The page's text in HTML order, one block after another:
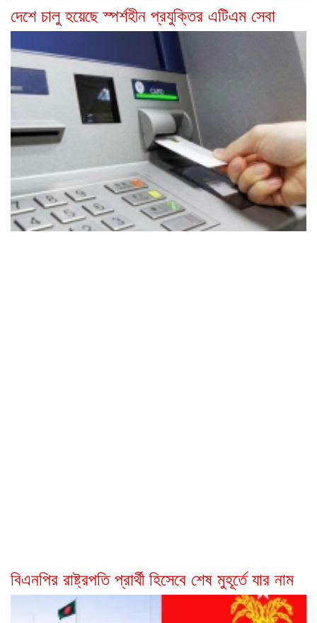
দেশে চালু হয়েছে স্পর্শহীন প্রযুক্তির এটিএম সেবা
বিএনপির রাষ্ট্রপতি প্রার্থী হিসেবে শেষ মুহূর্তে যার নাম